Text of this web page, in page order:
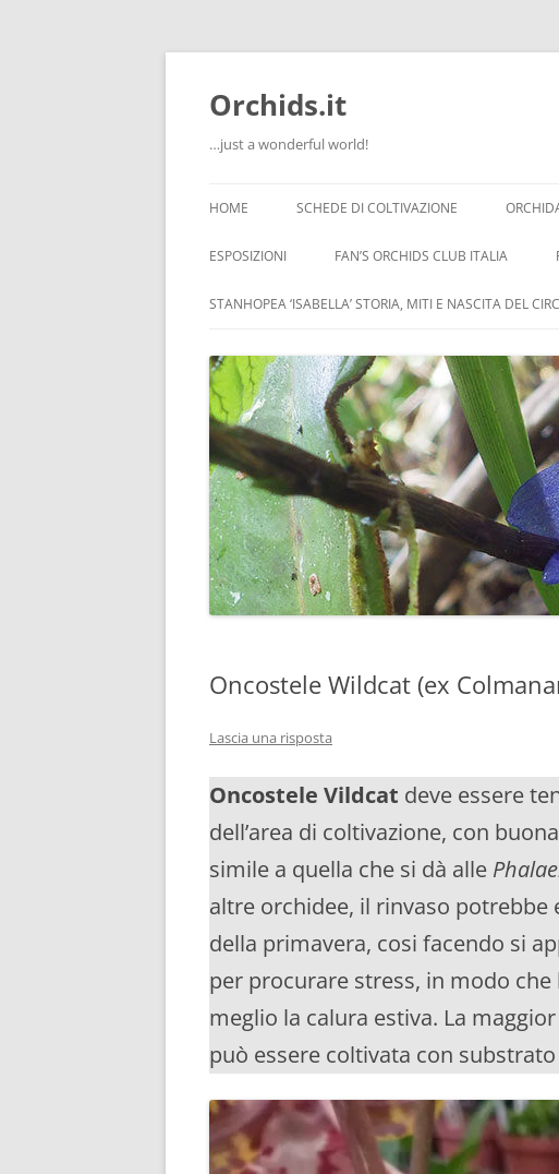
Orchids.it
…just a wonderful world!
HOME
INFO
LA SERRA DI GUIDO
SCHEDE DI COLTIVAZIONE
ESPOSIZIONI FAN’S ORCHIDS CLUB ITALIA
STANHOPEA ‘ISABELLA’ STORIA, MITI E NASCITA DEL
Oncostele Wildcat (ex
Lascia una risposta
Oncostele Vildcat deve essere
dell’area di coltivazione, con
simile a quella che si dà alle
altre orchidee, il rinvaso potrebbe
della primavera, cosi facendo si
per procurare stress, in modo
meglio la calura estiva. La
può essere coltivata con